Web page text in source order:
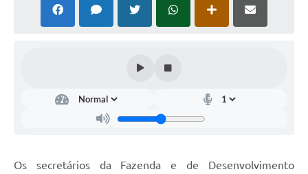
Galeria de Fotos
Legislação
Os secretários da Fazenda e de Desenvolvimento